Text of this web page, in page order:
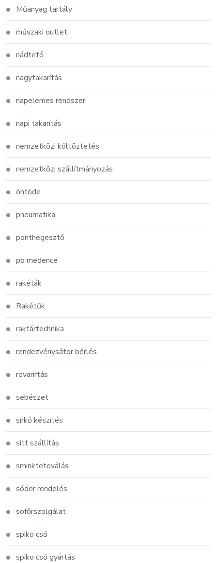
Műanyag tartály
műszaki outlet
nádtető
nagytakarítás
napelemes rendszer
napi takarítás
nemzetközi költöztetés
nemzetközi szállítmányozás
öntöde
pneumatika
ponthegesztő
pp medence
rakéták
Rakétűk
raktártechnika
rendezvénysátor bérlés
rovarirtás
sebészet
sírkő készítés
sitt szállítás
sminktetoválás
sóder rendelés
sofőrszolgálat
spiko cső
spiko cső gyártás